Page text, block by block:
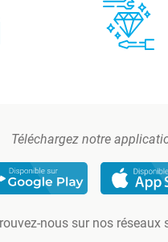
Téléchargez notre
nous sur nos réseaux